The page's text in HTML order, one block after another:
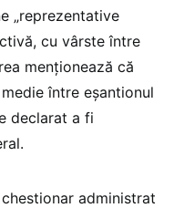
„reprezentative
cu vârste între
menționează că
între eșantionul
declarat a fi
administrat